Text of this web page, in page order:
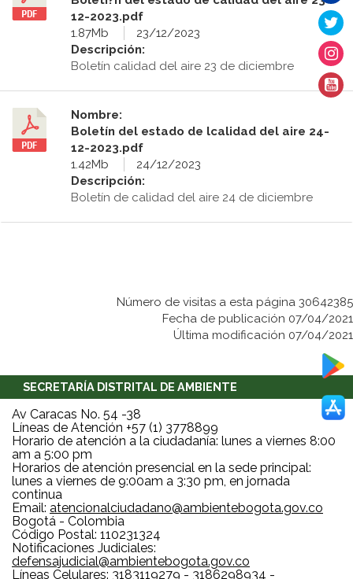
12-2023.pdf
1.87Mb
23/12/2023
Descripción:
Boletín calidad del aire 23 de diciembre
Nombre:
Boletín del estado de lcalidad del aire 24-
12-2023.pdf
1.42Mb
24/12/2023
Descripción:
Boletín de calidad del aire 24 de diciembre
Número de visitas a esta página 30642385
Fecha de publicación 07/04/2021
Última modificación 07/04/2021
SECRETARÍA DISTRITAL DE AMBIENTE
Av Caracas No. 54 -38
Líneas de Atención +57 (1) 3778899
Horario de atención a la ciudadanía: lunes a viernes 8:00
am a 5:00 pm
Horarios de atención presencial en la sede principal:
lunes a viernes de 9:00am a 3:30 pm, en jornada
continua
Email: atencionalciudadano@ambientebogota.gov.co
Bogotá - Colombia
Código Postal: 110231324
Notificaciones Judiciales:
defensajudicial@ambientebogota.gov.co
Líneas Celulares: 3183119279 - 3186298934 -